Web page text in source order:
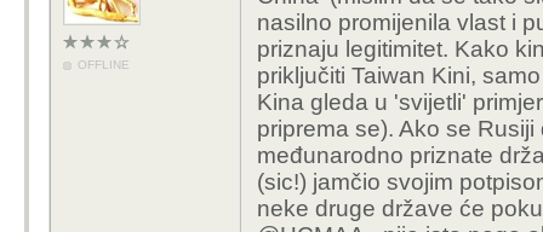
OFFLINE
nasilno promijenila vlast i
priznaju legitimitet. Kako
priključiti Taiwan Kini,
Kina gleda u 'svijetli'
priprema se). Ako se
međunarodno priznate
(sic!) jamčio svojim
neke druge države će